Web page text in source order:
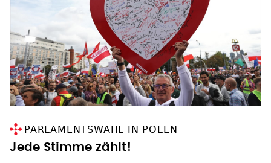
PARLAMENTSWAHL IN POLEN
Jede Stimme zählt!